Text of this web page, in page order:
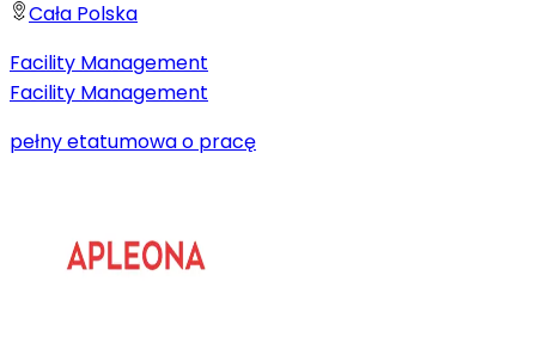
Cała Polska
Facility Management
Facility Management
pełny etatumowa o pracę